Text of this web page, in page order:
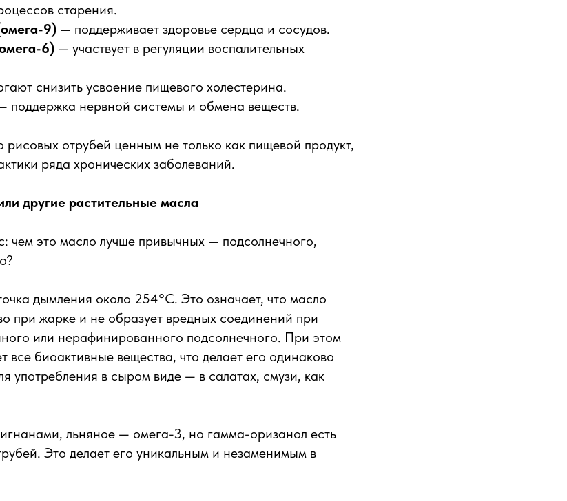
старения.
9) — поддерживает здоровье сердца и сосудов.
6) — участвует в регуляции воспалительных
снизить усвоение пищевого холестерина.
поддержка нервной системы и обмена веществ.
рисовых отрубей ценным не только как пищевой продукт,
ряда хронических заболеваний.
другие растительные масла
чем это масло лучше привычных — подсолнечного,
дымления около 254°C. Это означает, что масло
при жарке и не образует вредных соединений при
или нерафинированного подсолнечного. При этом
все биоактивные вещества, что делает его одинаково
употребления в сыром виде — в салатах, смузи, как
льняное — омега-3, но гамма-оризанол есть
Это делает его уникальным и незаменимым в